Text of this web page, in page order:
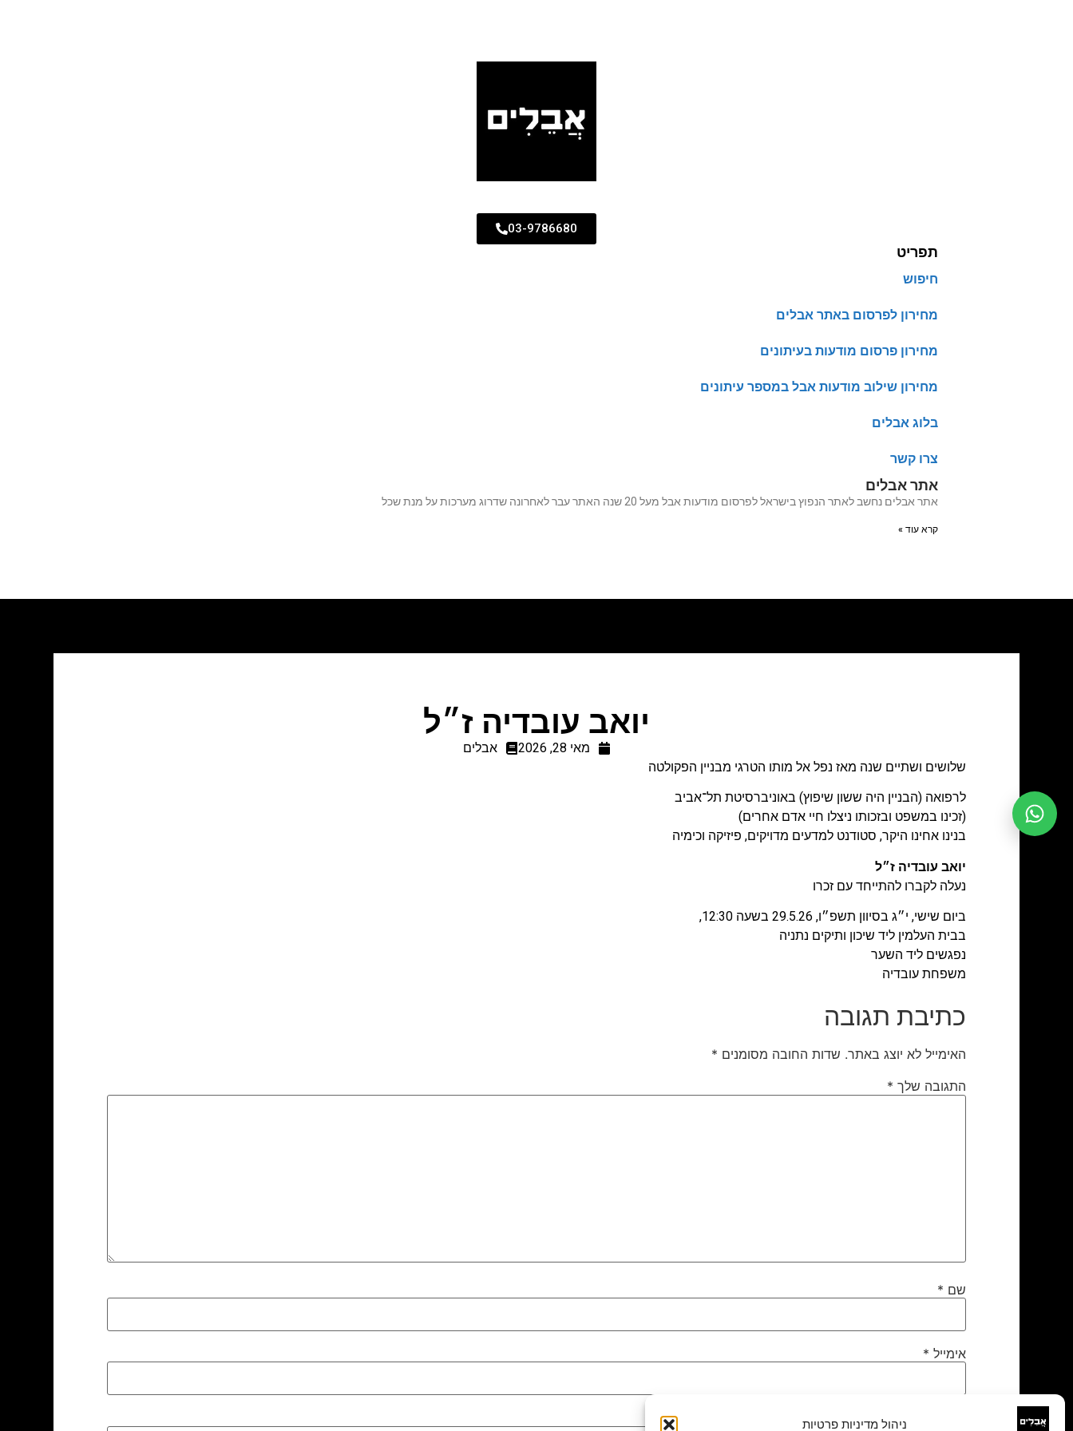
ניהול מדיניות פרטיות
03-9786680
תפריט
חיפוש
מחירון לפרסום באתר אבלים
מחירון פרסום מודעות בעיתונים
מחירון שילוב מודעות אבל במספר עיתונים
בלוג אבלים
צרו קשר
אתר אבלים
אתר אבלים נחשב לאתר הנפוץ בישראל לפרסום מודעות אבל מעל 20 שנה האתר עבר לאחרונה שדרוג מערכות על מנת שכל
קרא עוד »
יואב עובדיה ז״ל
מאי 28, 2026
אבלים
שלושים ושתיים שנה מאז נפל אל מותו הטרגי מבניין הפקולטה
לרפואה (הבניין היה ששון שיפוץ) באוניברסיטת תל־אביב
(זכינו במשפט ובזכותו ניצלו חיי אדם אחרים)
בנינו אחינו היקר, סטודנט למדעים מדויקים, פיזיקה וכימיה
יואב עובדיה ז״ל
נעלה לקברו להתייחד עם זכרו
ביום שישי, י״ג בסיוון תשפ״ו, 29.5.26 בשעה 12:30,
בבית העלמין ליד שיכון ותיקים נתניה
נפגשים ליד השער
משפחת עובדיה
כתיבת תגובה
האימייל לא יוצג באתר. שדות החובה מסומנים *
התגובה שלך *
שם *
אימייל *